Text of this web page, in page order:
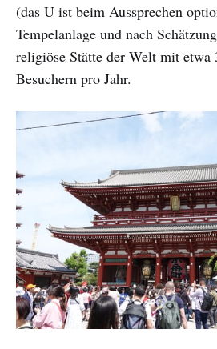
(das U ist beim Aussprechen
Tempelanlage und nach
religiöse Stätte der Welt mit
Besuchern pro Jahr.